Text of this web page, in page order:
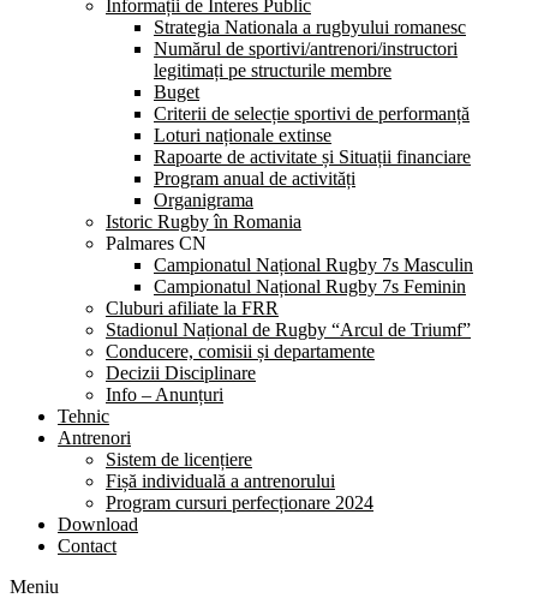
Informații de Interes Public
Strategia Nationala a rugbyului romanesc
Numărul de sportivi/antrenori/instructori
legitimați pe structurile membre
Buget
Criterii de selecție sportivi de performanță
Loturi naționale extinse
Rapoarte de activitate și Situații financiare
Program anual de activități
Organigrama
Istoric Rugby în Romania
Palmares CN
Campionatul Național Rugby 7s Masculin
Campionatul Național Rugby 7s Feminin
Cluburi afiliate la FRR
Stadionul Național de Rugby “Arcul de Triumf”
Conducere, comisii și departamente
Decizii Disciplinare
Info – Anunțuri
Tehnic
Antrenori
Sistem de licențiere
Fișă individuală a antrenorului
Program cursuri perfecționare 2024
Download
Contact
Meniu